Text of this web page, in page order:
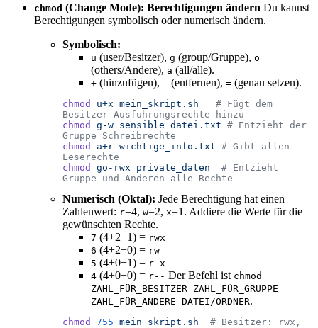
chmod (Change Mode): Berechtigungen ändern Du kannst
Berechtigungen symbolisch oder numerisch ändern.
Symbolisch:
u (user/Besitzer), g (group/Gruppe), o
(others/Andere), a (all/alle).
+ (hinzufügen), - (entfernen), = (genau setzen).
chmod u+x mein_skript.sh
   # Fügt dem
Besitzer Ausführungsrechte hinzu
chmod
g-w sensible_datei.txt # Entzieht der
Gruppe Schreibrechte
chmod
a+r wichtige_info.txt # Gibt allen
Leserechte
chmod
go-rwx private_daten
  # Entzieht
Gruppe und Anderen alle Rechte
Numerisch (Oktal): Jede Berechtigung hat einen
Zahlenwert: r=4, w=2, x=1. Addiere die Werte für die
gewünschten Rechte.
7 (4+2+1) = rwx
6 (4+2+0) = rw-
5 (4+0+1) = r-x
4 (4+0+0) = r-- Der Befehl ist chmod
ZAHL_FÜR_BESITZER ZAHL_FÜR_GRUPPE
ZAHL_FÜR_ANDERE DATEI/ORDNER.
chmod 755 mein_skript.sh
  # Besitzer: rwx,